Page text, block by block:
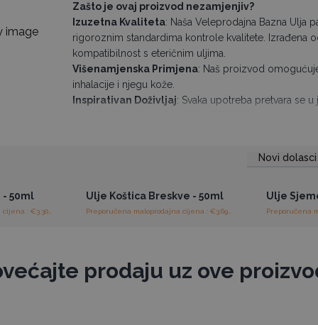
Zašto je ovaj proizvod nezamjenjiv?
Izuzetna Kvaliteta: Naša Veleprodajna Bazna Ulja
rigoroznim standardima kontrole kvalitete. Izrađena
kompatibilnost s eteričnim uljima.
Višenamjenska Primjena: Naš proizvod
inhalacije i njegu kože.
Inspirativan Doživljaj: Svaka upotreba pretvara se
Osigurajte sebi i svojim klijentima nezaboravno
Jer, zaslužujete samo najbolje!
Novi dolasci
50ml
Preporučena maloprodajna cijena : €3.30/komad
Ulje Koštica Breskve - 50ml Ulje
prodaju uz ove